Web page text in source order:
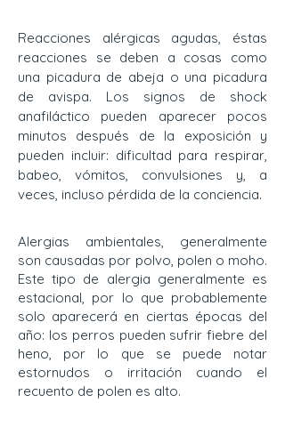
Reacciones alérgicas agudas, éstas
reacciones se deben a cosas como
una picadura de abeja o una picadura
de avispa. Los signos de shock
anafiláctico pueden aparecer pocos
minutos después de la exposición y
pueden incluir: dificultad para respirar,
babeo, vómitos, convulsiones y, a
veces, incluso pérdida de la conciencia.
Alergias ambientales, generalmente
son causadas por polvo, polen o moho.
Este tipo de alergia generalmente es
estacional, por lo que probablemente
solo aparecerá en ciertas épocas del
año: los perros pueden sufrir fiebre del
heno, por lo que se puede notar
estornudos o irritación cuando el
recuento de polen es alto.